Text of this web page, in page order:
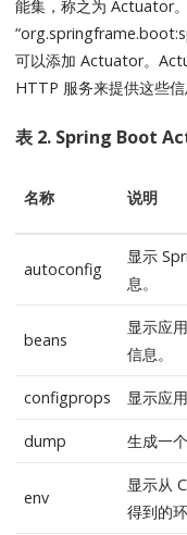
能集，称之为 Actuator
可以添加 Actuator。
HTTP 服务来提供这些
表 2. Spring Boot
名称 说明
autoconfig
显示
息。
beans
显示应
信息。
configprops 显示应
dump 生成一
env
显示从
得到的